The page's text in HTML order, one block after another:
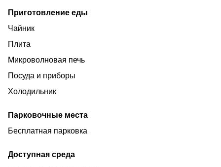
Приготовление еды
Чайник
Плита
Микроволновая печь
Посуда и приборы
Холодильник
Парковочные места
Бесплатная парковка
Доступная среда